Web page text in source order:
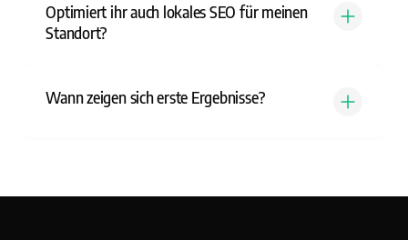
Optimiert ihr auch lokales SEO für meinen
Standort?
Wann zeigen sich erste Ergebnisse?